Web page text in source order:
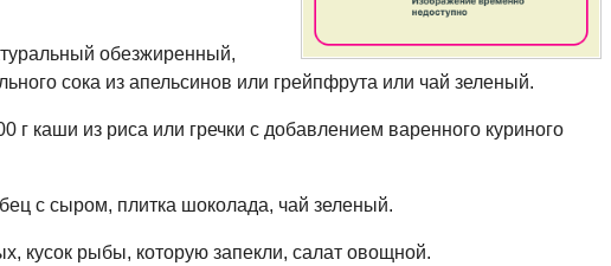
обезжиренный,
сока из апельсинов или грейпфрута или чай зеленый.
г каши из риса или гречки с добавлением варенного куриного
с сыром, плитка шоколада, чай зеленый.
кусок рыбы, которую запекли, салат овощной.